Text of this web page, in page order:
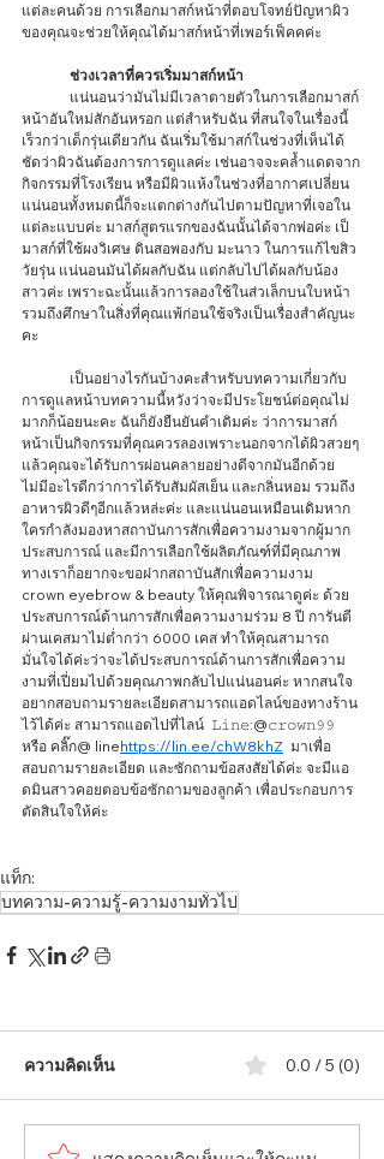
แต่ละคนด้วย การเลือกมาสก์หน้าที่ตอบโจทย์ปัญหาผิว
ของคุณจะช่วยให้คุณได้มาสก์หน้าที่เพอร์เฟ็คคค่ะ
ช่วงเวลาที่ควรเริ่มมาสก์หน้า
หน้าอันใหม่สักอันหรอก แต่สำหรับฉัน ที่สนใจในเรื่องนี้
เร็วกว่าเด็กรุ่นเดียวกัน ฉันเริ่มใช้มาสก์ในช่วงที่เห็นได้
ชัดว่าผิวฉันต้องการการดูแลค่ะ เช่นอาจจะคล้ำแดดจาก
กิจกรรมที่โรงเรียน หรือมีผิวแห้งในช่วงที่อากาศเปลี่ยน
แน่นอนทั้งหมดนี้ก็จะแตกต่างกันไปตามปัญหาที่เจอใน
แต่ละแบบค่ะ มาสก์สูตรแรกของฉันนั้นได้จากพ่อค่ะ เป็
มาสก์ที่ใช้ผงวิเศษ ดินสอพองกับ มะนาว ในการแก้ไขสิว
วัยรุ่น แน่นอนมันได้ผลกับฉัน แต่กลับไปได้ผลกับน้อง
สาวค่ะ เพราะฉะนั้นแล้วการลองใช้ในส่วเล็กบนใบหน้า
รวมถึงศึกษาในสิ่งที่คุณแพ้ก่อนใช้จริงเป็นเรื่องสำคัญนะ
คะ
การดูแลหน้าบทความนี้หวังว่าจะมีประโยชน์ต่อคุณไม่
มากก็น้อยนะคะ ฉันก็ยังยืนยันคำเดิมค่ะ ว่าการมาสก์
หน้าเป็นกิจกรรมที่คุณควรลองเพราะนอกจากได้ผิวสวยๆ
แล้วคุณจะได้รับการผ่อนคลายอย่างดีจากมันอีกด้วย
ไม่มีอะไรดีกว่าการได้รับสัมผัสเย็น และกลิ่นหอม รวมถึง
อาหารผิวดีๆอีกแล้วหล่ะค่ะ และแน่นอนเหมือนเดิมหาก
ใครกำลังมองหาสถาบันการสักเพื่อความงามจากผู้มาก
ประสบการณ์ และมีการเลือกใช้ผลิตภัณฑ์ที่มีคุณภาพ
ทางเราก็อยากจะขอฝากสถาบันสักเพื่อความงาม
crown eyebrow & beauty ให้คุณพิจารณาดูค่ะ ด้วย
ประสบการณ์ด้านการสักเพื่อความงามร่วม 8 ปี การันตี
ผ่านเคสมาไม่ต่ำกว่า 6000 เคส ทำให้คุณสามารถ
มั่นใจได้ค่ะว่าจะได้ประสบการณ์ด้านการสักเพื่อความ
งามที่เปี่ยมไปด้วยคุณภาพกลับไปแน่นอนค่ะ หากสนใจ
อยากสอบถามรายละเอียดสามารถแอดไลน์ของทางร้าน
ไว้ได้ค่ะ สามารถแอดไปที่ไลน์  𝙻𝚒𝚗𝚎:@𝚌𝚛𝚘𝚠𝚗𝟿𝟿
หรือ คลิ๊ก@ linehttps://lin.ee/chW8khZ
  มาเพื่อ
สอบถามรายละเอียด และซักถามข้อสงสัยได้ค่ะ จะมีแอ
ดมินสาวคอยตอบข้อซักถามของลูกค้า เพื่อประกอบการ
ตัดสินใจให้ค่ะ
แท็ก:
บทความ-ความรู้-ความงามทั่วไป
ความคิดเห็น 0.0 / 5 (0)